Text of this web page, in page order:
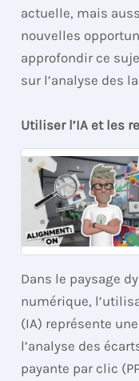
actuelle, mais
nouvelles
approfondir ce
sur l’analyse des
Utiliser l’IA et les
Dans le paysage
numérique,
(IA) représente
l’analyse des
payante par clic